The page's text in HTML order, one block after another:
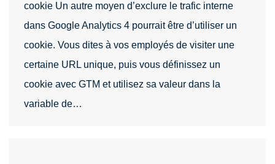
cookie Un autre moyen d’exclure le trafic interne
dans Google Analytics 4 pourrait être d’utiliser un
cookie. Vous dites à vos employés de visiter une
certaine URL unique, puis vous définissez un
cookie avec GTM et utilisez sa valeur dans la
variable de…